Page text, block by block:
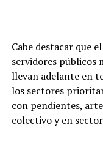
Cabe destacar que
servidores públicos
llevan adelante en
los sectores
con pendientes,
colectivo y en